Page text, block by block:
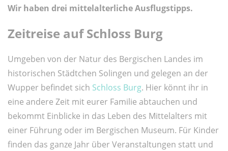
Wir haben drei mittelalterliche Ausflugstipps.
Zeitreise auf Schloss Burg
Umgeben von der Natur des Bergischen Landes im
historischen Städtchen Solingen und gelegen an der
Wupper befindet sich Schloss Burg. Hier könnt ihr in
eine andere Zeit mit eurer Familie abtauchen und
bekommt Einblicke in das Leben des Mittelalters mit
einer Führung oder im Bergischen Museum. Für Kinder
finden das ganze Jahr über Veranstaltungen statt und